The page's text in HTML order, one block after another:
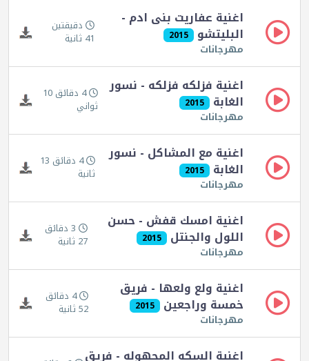
اغنية عفاريت بنى ادم -
البليتشو 2015
مهرجانات
دقيقتين
41 ثانية
اغنية فزلكه فزلكه - نسور
الغابة 2015
مهرجانات
4 دقائق 10
ثواني
اغنية مع المشاكل - نسور
الغابة 2015
مهرجانات
4 دقائق 13
ثانية
اغنية امسك قفش - حسن
اللول والجنتل 2015
مهرجانات
3 دقائق
27 ثانية
اغنية ولع ولعها - فريق
خمسة وراجعين 2015
مهرجانات
4 دقائق
52 ثانية
اغنية السكه المجهوله - فريق